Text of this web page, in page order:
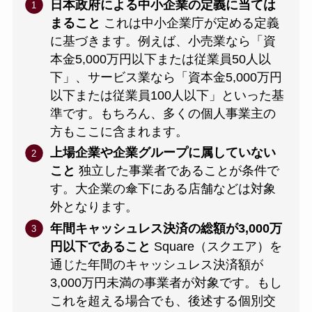
日本政府による中小企業の定義に当ては
まること これは中小企業庁が定める定義
に基づきます。例えば、小売業なら「資
本金5,000万円以下または従業員50人以
下」、サービス業なら「資本金5,000万円
以下または従業員100人以下」といった基
準です。もちろん、多くの個人事業主の
方もここに含まれます。
上場企業や企業グループに属していない
こと 独立した事業者であることが条件で
す。大企業の傘下にある店舗などは対象
外となります。
年間キャッシュレス決済の総額が3,000万
円以下であること Square（スクエア）を
通じた年間のキャッシュレス決済額が
3,000万円未満の事業者が対象です。もし
これを超える場合でも、後述する個別交